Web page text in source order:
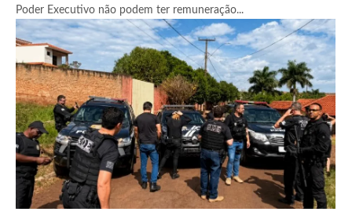
Poder Executivo não podem ter remuneração...